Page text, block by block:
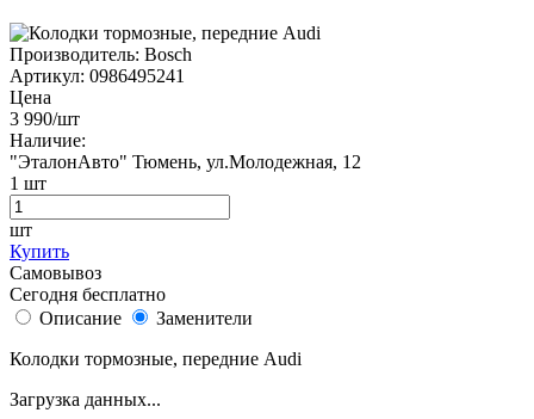
Производитель: Bosch
Артикул: 0986495241
Цена
3 990/шт
Наличие:
"ЭталонАвто" Тюмень, ул.Молодежная, 12
1 шт
шт
Купить
Самовывоз
Сегодня бесплатно
Описание
Заменители
Колодки тормозные, передние Audi
Загрузка данных...